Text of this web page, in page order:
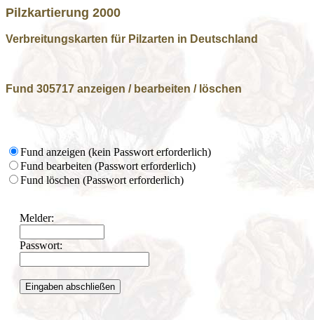
Pilzkartierung 2000
Verbreitungskarten für Pilzarten in Deutschland
Fund 305717 anzeigen / bearbeiten / löschen
Fund anzeigen (kein Passwort erforderlich)
Fund bearbeiten (Passwort erforderlich)
Fund löschen (Passwort erforderlich)
Melder:
Passwort: